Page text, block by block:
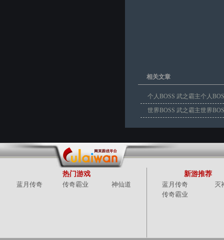
相关文章
个人BOSS 武之霸主个人
BOSS可
世界BOSS 武之霸主世界
热门游戏
蓝月传奇 传奇霸业 神仙道
新游推荐
蓝月传奇
灭
传奇霸业